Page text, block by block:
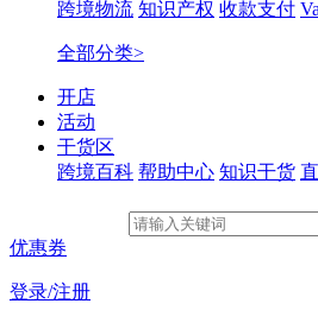
跨境物流 知识产权 收款支付
全部分类>
开店
活动
干货区
跨境百科 帮助中心 知识干货
优惠券
登录/注册